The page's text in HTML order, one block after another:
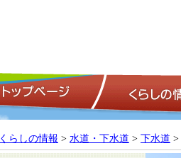
トップページ
くらしの情報 > 水道・下水道 > 下水道 >